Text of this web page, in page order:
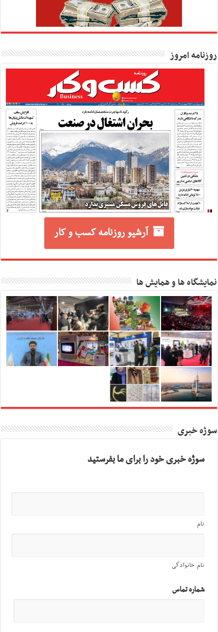
روزنامه امروز
آرشیو روزنامه کسب و کار
نمایشگاه ها و همایش ها
سوژه خبری
سوژه خبری خود را برای ما بفرستید
نام
نام خانوادگی
شماره تماس